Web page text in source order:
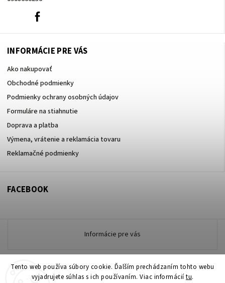
Tento web používa súbory cookie. Ďalším prechádzaním tohto webu
vyjadrujete súhlas s ich používaním. Viac informáciítu.
0908666236
INFORMÁCIE PRE VÁS
Ako nakupovať
Obchodné podmienky
Podmienky ochrany osobných údajov
Formuláre na stiahnutie
Doprava a platba
Výmena, vrátenie a reklamácia tovaru
Reklamačné podmienky
FACEBOOK
Informácie pre vás
Copyright 2026www.zdravotneodevymarmon.sk. Všetky práva